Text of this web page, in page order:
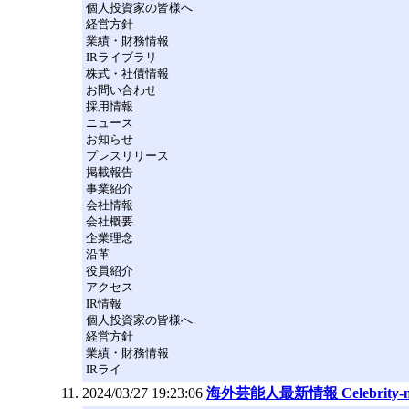
個人投資家の皆様へ
経営方針
業績・財務情報
IRライブラリ
株式・社債情報
お問い合わせ
採用情報
ニュース
お知らせ
プレスリリース
掲載報告
事業紹介
会社情報
会社概要
企業理念
沿革
役員紹介
アクセス
IR情報
個人投資家の皆様へ
経営方針
業績・財務情報
IRライ
2024/03/27 19:23:06 海外芸能人最新情報 Celebrity-